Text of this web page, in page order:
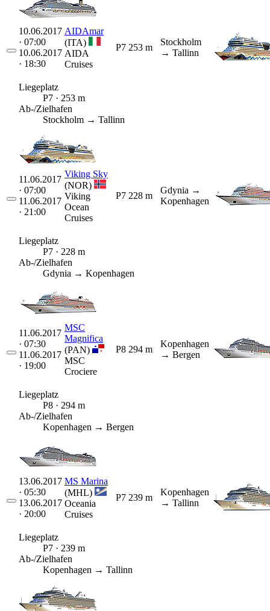
10.06.2017
· 07:00
10.06.2017
· 18:30
AIDAmar
(ITA)
AIDA
Cruises
P7 253 m
Stockholm
→ Tallinn
Liegeplatz
P7 · 253 m
Ab-/Zielhafen
Stockholm → Tallinn
11.06.2017
· 07:00
11.06.2017
· 21:00
Viking Sky
(NOR)
Viking
Ocean
Cruises
P7 228 m
Gdynia →
Kopenhagen
Liegeplatz
P7 · 228 m
Ab-/Zielhafen
Gdynia → Kopenhagen
11.06.2017
· 07:30
11.06.2017
· 19:00
MSC
Magnifica
(PAN)
MSC
Crociere
P8 294 m
Kopenhagen
→ Bergen
Liegeplatz
P8 · 294 m
Ab-/Zielhafen
Kopenhagen → Bergen
13.06.2017
· 05:30
13.06.2017
· 20:00
MS Marina
(MHL)
Oceania
Cruises
P7 239 m
Kopenhagen
→ Tallinn
Liegeplatz
P7 · 239 m
Ab-/Zielhafen
Kopenhagen → Tallinn